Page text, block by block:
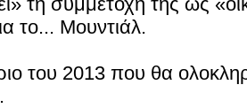
το... Μουντιάλ.
του 2013 που θα